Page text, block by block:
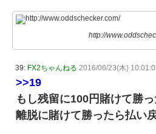
http://
39: FX2ちゃんねる 2016/06/23(木)
>>19
もし残留に100円賭けて勝っ
離脱に賭けて勝ったら払い